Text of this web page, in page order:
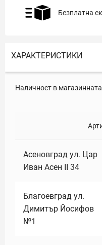
Безплатна
ХАРАКТЕРИСТИКИ
Наличност в
Асеновград ул. Цар
Иван Асен II 34
Благоевград ул.
Димитър Йосифов
№1